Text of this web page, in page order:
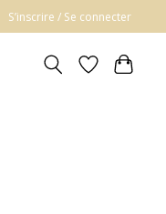
S’inscrire / Se connecter